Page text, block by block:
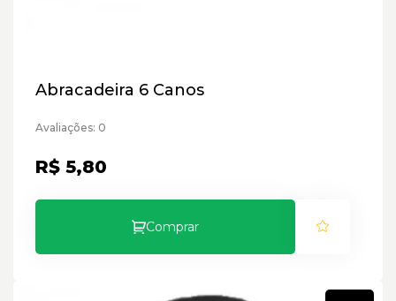
Abracadeira 6 Canos
Avaliações: 0
R$ 5,80
Comprar